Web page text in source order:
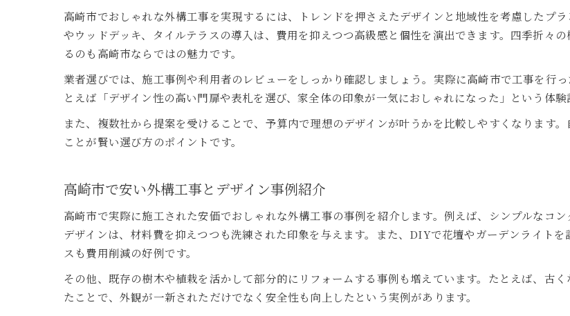
おしゃれな外構工事で高崎市の毎日を豊
高崎市で安く手軽に始めるガーデニング
高崎市でおしゃれと機能を両立した外構
高崎市でおしゃれな外構工事を実現するには、トレンドを押さえたデザインと地域性を考慮したプ
やウッドデッキ、タイルテラスの導入は、費用を抑えつつ高級感と個性を演出できます。四季折々
るのも高崎市ならではの魅力です。
業者選びでは、施工事例や利用者のレビューをしっかり確認しましょう。実際に高崎市で工事を行
とえば「デザイン性の高い門扉や表札を選び、家全体の印象が一気におしゃれになった」という体験
また、複数社から提案を受けることで、予算内で理想のデザインが叶うかを比較しやすくなります
ことが賢い選び方のポイントです。
高崎市で安い外構工事とデザイン事例紹介
高崎市で実際に施工された安価でおしゃれな外構工事の事例を紹介します。例えば、シンプルなコ
デザインは、材料費を抑えつつも洗練された印象を与えます。また、DIYで花壇やガーデンライト
スも費用削減の好例です。
その他、既存の樹木や植栽を活かして部分的にリフォームする事例も増えています。たとえば、古
たことで、外観が一新されただけでなく安全性も向上したという実例があります。